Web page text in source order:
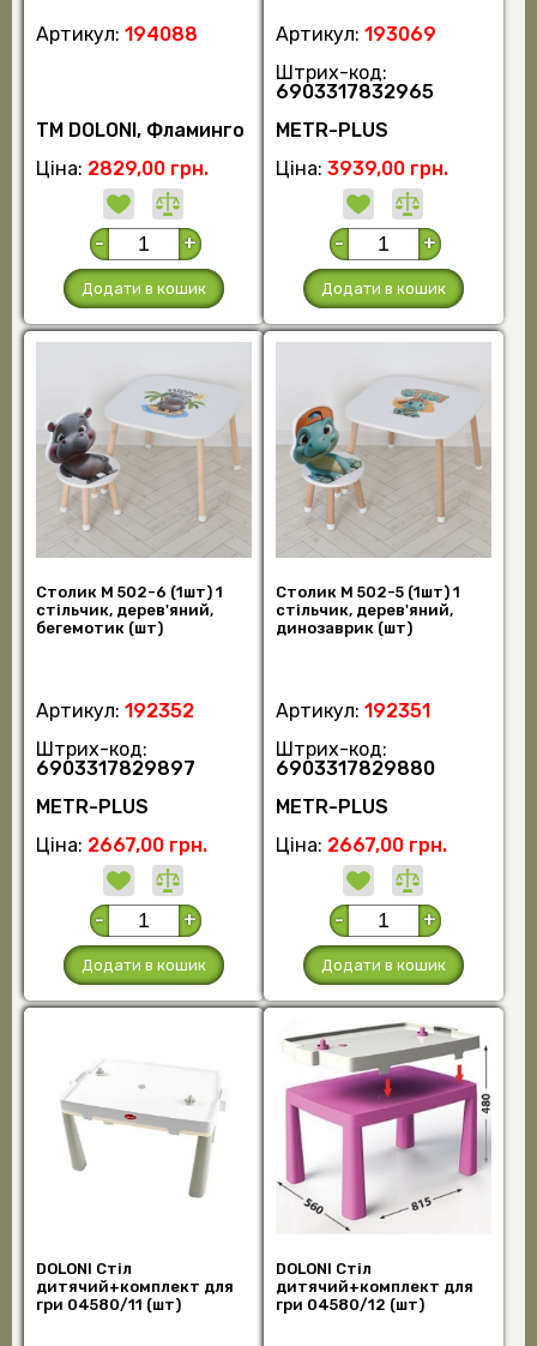
Артикул: 194088
TM DOLONI, Фламинго
Ціна: 2829,00 грн.
- +
Додати в кошик
Артикул: 193069
Штрих-код:
6903317832965
METR-PLUS
Ціна: 3939,00 грн.
- +
Додати в кошик
Столик M 502-6 (1шт) 1
стільчик, дерев'яний,
бегемотик (шт)
Артикул: 192352
Штрих-код:
6903317829897
METR-PLUS
Ціна: 2667,00 грн.
- +
Додати в кошик
Столик M 502-5 (1шт) 1
стільчик, дерев'яний,
динозаврик (шт)
Артикул: 192351
Штрих-код:
6903317829880
METR-PLUS
Ціна: 2667,00 грн.
- +
Додати в кошик
DOLONI Стіл
дитячий+комплект для
гри 04580/11 (шт)
DOLONI Стіл
дитячий+комплект для
гри 04580/12 (шт)